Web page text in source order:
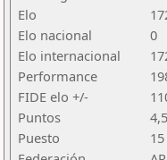
Elo
Elo nacional
0
Elo internacional
Performance
FIDE elo +/-
Puntos
4,5
Puesto
15